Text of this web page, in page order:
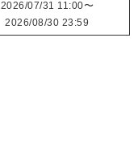
2026/07/31 11:00〜
2026/08/30 23:59